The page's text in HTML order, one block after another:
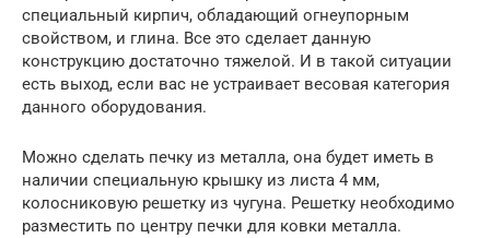
специальный кирпич, обладающий огнеупорным
свойством, и глина. Все это сделает данную
конструкцию достаточно тяжелой. И в такой ситуации
есть выход, если вас не устраивает весовая категория
данного оборудования.
Можно сделать печку из металла, она будет иметь в
наличии специальную крышку из листа 4 мм,
колосниковую решетку из чугуна. Решетку необходимо
разместить по центру печки для ковки металла.